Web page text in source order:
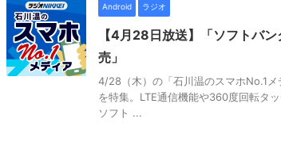
Android ラジオ
【4月28日放送】「ソフトバ
売」
4/28（木）の「石川温のスマホNo.1
を特集。LTE通信機能や360度回転タ
ソフト ...